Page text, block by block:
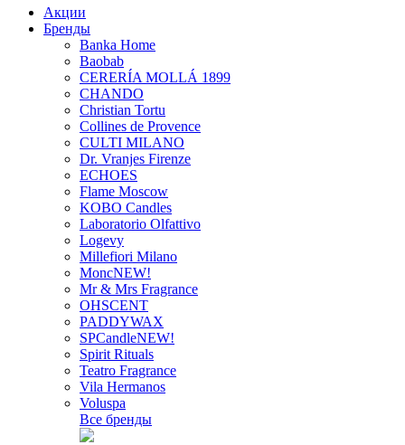
Акции
Бренды
Banka Home
Baobab
CERERÍA MOLLÁ 1899
CHANDO
Christian Tortu
Collines de Provence
CULTI MILANO
Dr. Vranjes Firenze
ECHOES
Flame Moscow
KOBO Candles
Laboratorio Olfattivo
Logevy
Millefiori Milano
MoncNEW!
Mr & Mrs Fragrance
OHSCENT
PADDYWAX
SPCandleNEW!
Spirit Rituals
Teatro Fragrance
Vila Hermanos
Voluspa
Все бренды